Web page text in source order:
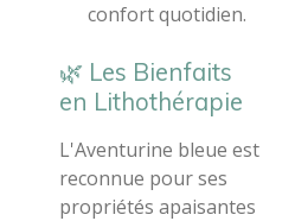
confort quotidien.
​🌿 Les Bienfaits
en Lithothérapie
​L'Aventurine bleue est
reconnue pour ses
propriétés apaisantes